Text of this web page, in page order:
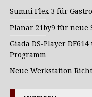
Sumni Flex 3 für
Planar 21by9 für neue
Giada DS-Player
Programm
Neue Werkstation